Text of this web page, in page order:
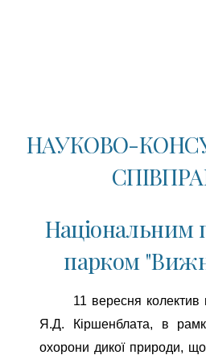
НАУКОВО-
Національним
парком
11 вересня колектив
Я.Д. Кіршенблата, в
охорони дикої природи, що